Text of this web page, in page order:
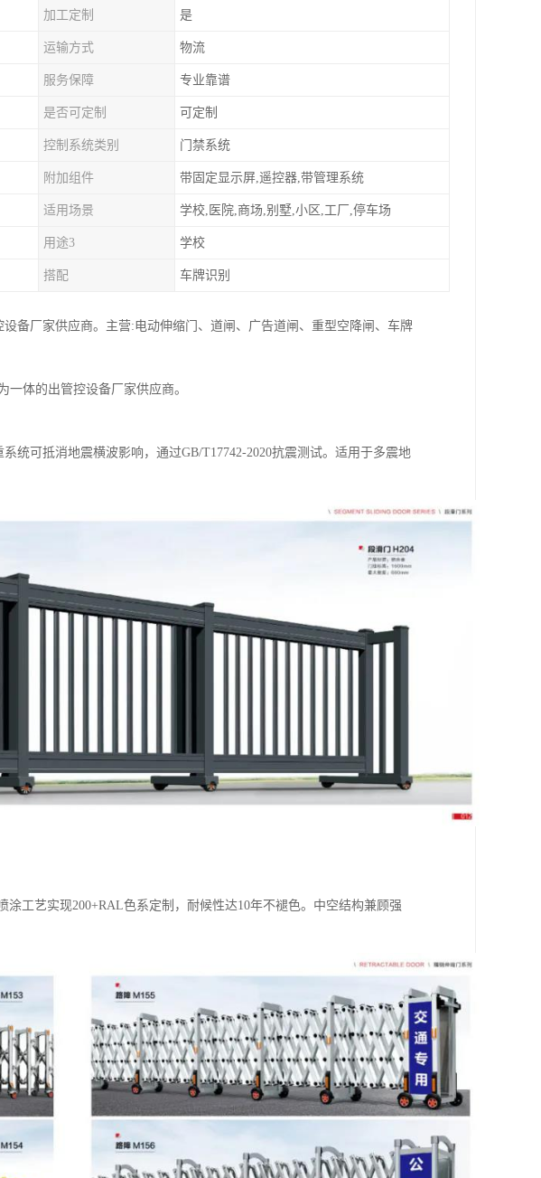
加工定制 是
运输方式 物流
服务保障 专业靠谱
是否可定制 可定制
控制系统类别 门禁系统
附加组件 带固定显示屏,遥控器,带管理系统
适用场景 学校,医院,商场,别墅,小区,工厂,停车场
用途3 学校
搭配 车牌识别
备厂家供应商。主营:电动伸缩门、道闸、广告道闸、重型空降闸、车牌
体的出管控设备厂家供应商。
统可抵消地震横波影响，通过GB/T17742-2020抗震测试。适用于多震地
工艺实现200+RAL色系定制，耐候性达10年不褪色。中空结构兼顾强